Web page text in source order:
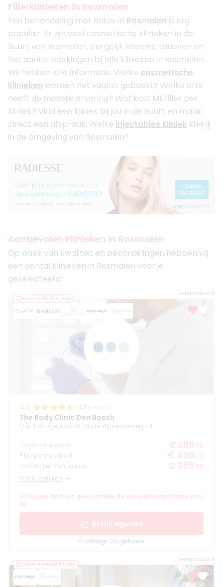
Fillerklinieken in Rosmalen
Een behandeling met Botox in Rosmalen is erg
populair. Er zijn veel cosmetische klinieken in de
buurt van Rosmalen. Vergelijk reviews, tarieven en
het aantal boekingen bij alle klinieken in Rosmalen.
Wij hebben alle informatie. Welke cosmetische
klinieken worden het vaakst geboekt? Welke arts
heeft de meeste ervaring? Wat kost ML filler per
kliniek? Vind een kliniek bij jou in de buurt en maak
direct een afspraak. Welke injectables kliniek kies jij
in de omgeving van Rosmalen?
Aanbevolen klinieken in Rosmalen
Op basis van kwaliteit en beoordelingen hebben wij
een aantal klinieken in Rosmalen voor je
geselecteerd:
Gesponsord
Favoriet bij cliënten
4.9
The Body Clinic Den Bosch
's-Hertogenbosch, Oude Vlijmenseweg 114
Botox zone vanaf € 209 ,99
Filler per ml vanaf
€ 450 ,00
Profhilo per 2 ml vanaf
€ 295 ,00
Profiel bekijken
Al 15 jaar de best gewaardeerde cosmetische kliniek van
NL
Bekijk agenda
Onlangs 30x geboekt
Gesponsord
Geverifieerde kliniek